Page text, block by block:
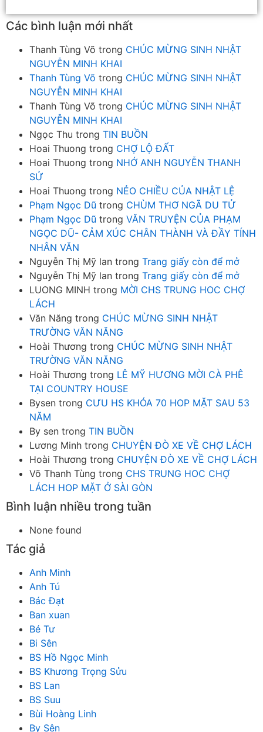
Các bình luận mới nhất
Thanh Tùng Võ trong CHÚC MỪNG SINH NHẬT
NGUYỄN MINH KHAI
Thanh Tùng Võ trong CHÚC MỪNG SINH NHẬT
NGUYỄN MINH KHAI
Thanh Tùng Võ trong CHÚC MỪNG SINH NHẬT
NGUYỄN MINH KHAI
Ngọc Thu trong TIN BUỒN
Hoai Thuong trong CHỢ LỘ ĐẤT
Hoai Thuong trong NHỚ ANH NGUYỄN THANH
SỬ
Hoai Thuong trong NẺO CHIỀU CỦA NHẬT LỆ
Phạm Ngọc Dũ trong CHÙM THƠ NGÃ DU TỬ
Phạm Ngọc Dũ trong VĂN TRUYỆN CỦA PHẠM
NGỌC DŨ- CẢM XÚC CHÂN THÀNH VÀ ĐẦY TÍNH
NHÂN VĂN
Nguyễn Thị Mỹ lan trong Trang giấy còn để mở
Nguyễn Thị Mỹ lan trong Trang giấy còn để mở
LUONG MINH trong MỜI CHS TRUNG HOC CHỢ
LÁCH
Văn Năng trong CHÚC MỪNG SINH NHẬT
TRƯỜNG VĂN NĂNG
Hoài Thương trong CHÚC MỪNG SINH NHẬT
TRƯỜNG VĂN NĂNG
Hoài Thương trong LÊ MỸ HƯƠNG MỜI CÀ PHÊ
TẠI COUNTRY HOUSE
Bysen trong CƯU HS KHÓA 70 HOP MẶT SAU 53
NĂM
By sen trong TIN BUỒN
Lương Minh trong CHUYỆN ĐÒ XE VỀ CHỢ LÁCH
Hoài Thương trong CHUYỆN ĐÒ XE VỀ CHỢ LÁCH
Võ Thanh Tùng trong CHS TRUNG HOC CHỢ
LÁCH HOP MẶT Ở SÀI GÒN
Bình luận nhiều trong tuần
None found
Tác giả
Anh Minh
Anh Tú
Bác Đạt
Ban xuan
Bé Tư
Bi Sên
BS Hồ Ngọc Minh
BS Khương Trọng Sửu
BS Lan
BS Suu
Bùi Hoàng Linh
By Sên